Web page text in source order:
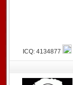
ICQ: 4134877